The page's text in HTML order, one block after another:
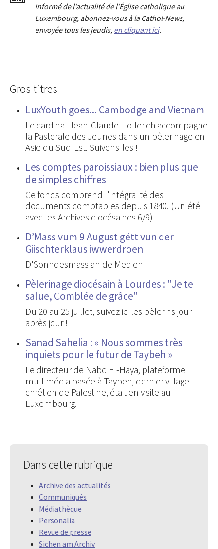
informé de l’actualité de l’Église catholique au
Luxembourg, abonnez-vous à la Cathol-News,
envoyée tous les jeudis, en cliquant ici.
Gros titres
LuxYouth goes... Cambodge and Vietnam
Le cardinal Jean-Claude Hollerich accompagne
la Pastorale des Jeunes dans un pèlerinage en
Asie du Sud-Est. Suivons-les !
Les comptes paroissiaux : bien plus que
de simples chiffres
Ce fonds comprend l'intégralité des
documents comptables depuis 1840. (Un été
avec les Archives diocésaines 6/9)
D’Mass vum 9 August gëtt vun der
Giischterklaus iwwerdroen
D'Sonndesmass an de Medien
Pèlerinage diocésain à Lourdes : "Je te
salue, Comblée de grâce"
Du 20 au 25 juillet, suivez ici les pèlerins jour
après jour !
Sanad Sahelia : « Nous sommes très
inquiets pour le futur de Taybeh »
Le directeur de Nabd El-Haya, plateforme
multimédia basée à Taybeh, dernier village
chrétien de Palestine, était en visite au
Luxembourg.
Dans cette rubrique
Archive des actualités
Communiqués
Médiathèque
Personalia
Revue de presse
Sichen am Archiv